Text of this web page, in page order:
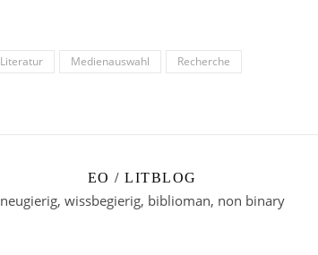
Literatur Medienauswahl Recherche
EO / LITBLOG
neugierig, wissbegierig, biblioman, non binary